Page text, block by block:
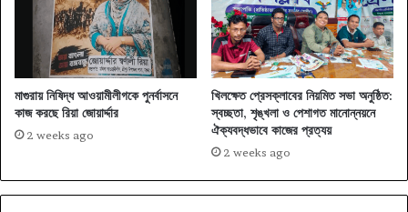
মাগুরায় নিষিদ্ধ আওয়ামীলীগকে পুনর্বাসনে
কাজ করছে রিয়া জোয়ার্দ্দার
2 weeks ago
খিলক্ষেত প্রেসক্লাবের নিয়মিত সভা অনুষ্ঠিত:
স্বচ্ছতা, শৃঙ্খলা ও পেশাগত মানোন্নয়নে
ঐক্যবদ্ধভাবে কাজের প্রত্যয়
2 weeks ago